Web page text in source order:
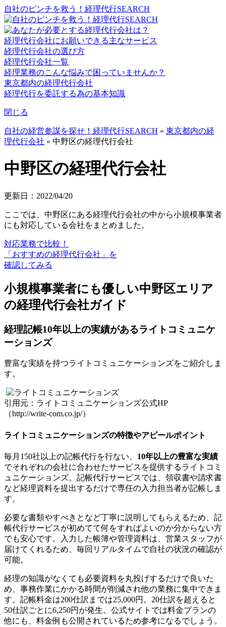
自社のピンチを救う！経理代行SEARCH
経理代行会社にお願いできる主なサービス
経理代行会社の選び方
経理代行会社一覧
経理業務のこんな悩みで困っていませんか？
東京都内の経理代行会社
経理代行を委託する為の基本知識
閉じる
自社の経営参謀を探せ！経理代行SEARCH » 東京都内の経
理代行会社 » 中野区の経理代行会社
中野区の経理代行会社
更新日：2022/04/20
ここでは、中野区にある経理代行会社の中から小規模事業者
にも対応している会社をまとめました。
対応業務で比較！
「おすすめの経理代行会社」を
確認してみる
小規模事業者にも優しい中野区エリア
の経理代行会社ガイド
経理記帳10年以上の実績があるライトコミュニケ
ーションズ
豊富な実績を持つライトコミュニケーションズをご紹介しま
す。
引用元：ライトコミュニケーションズ公式HP
（http://write-com.co.jp/）
ライトコミュニケーションズの特徴やアピールポイント
毎月150社以上の記帳代行を行ない、 10年以上の豊富な実績
でそれぞれの会社に合わせたサービスを提供するライトコミ
ュニケーションズ。記帳代行サービスでは、領収書や請求書
など経理資料を提出するだけで専任の入力担当者が記帳しま
す。
必要な書類やすべきとなど丁寧に説明してもらえるため、記
帳代行サービスが初めてて何をすればよいのか分からない方
でも安心です。入力した帳簿や管理資料は、営業スタッフが
届けてくれるため、毎回リアルタイムで自社の状況の確認が
可能。
経理の知識がなくても必要資料を丸投げするだけで良いた
め、事務作業にかかる時間が削減され他の業務に集中できま
す。記帳料金は200仕訳までは25,000円。20仕訳を超えると
50仕訳ごとに6,250円が発生。公式サイトでは料金プランの
他にも、料金例も公開されているため参考になるでしょう。